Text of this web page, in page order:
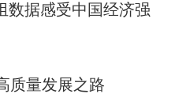
数据感受中国经济强
质量发展之路